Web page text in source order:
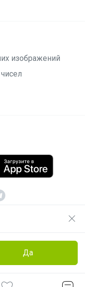
Да
изображений
2012 -2026